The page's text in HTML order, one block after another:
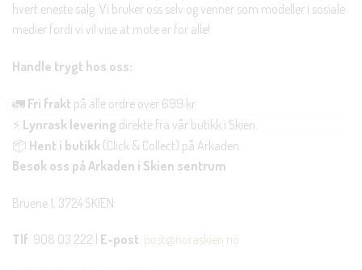
hvert eneste salg. Vi bruker oss selv og venner som modeller i sosiale
medier fordi vi vil vise at mote er for alle!
Handle trygt hos oss:
🚛 Fri frakt på alle ordre over 699 kr.
⚡ Lynrask levering direkte fra vår butikk i Skien.
📦 Hent i butikk (Click & Collect) på Arkaden.
Besøk oss på Arkaden i Skien sentrum
Bruene 1, 3724 SKIEN
Tlf: 908 03 222 | E-post: post@noraskien.no